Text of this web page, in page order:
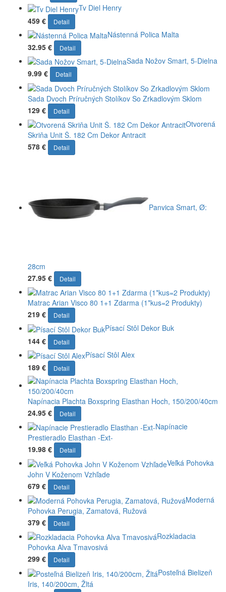
Tv Diel Henry
459 €
Detail
Nástenná Polica Malta
32.95 €
Detail
Sada Nožov Smart, 5-Dielna
9.99 €
Detail
Sada Dvoch Príručných Stolíkov So Zrkadlovým Sklom
129 €
Detail
Otvorená
Skriňa Unit Š. 182 Cm Dekor Antracit
578 €
Detail
Panvica Smart, Ø:
28cm
27.95 €
Detail
Matrac Arian Visco 80 1+1 Zdarma (1*kus=2 Produkty)
219 €
Detail
Písací Stôl Dekor Buk
144 €
Detail
Písací Stôl Alex
189 €
Detail
Napínacia Plachta Boxspring Elasthan Hoch, 150/200/40cm
24.95 €
Detail
Napínacie
Prestieradlo Elasthan -Ext-
19.98 €
Detail
Veľká Pohovka
John V Koženom Vzhľade
679 €
Detail
Moderná
Pohovka Perugia, Zamatová, Ružová
379 €
Detail
Rozkladacia
Pohovka Alva Tmavosivá
299 €
Detail
Posteľná Bielizeň
Iris, 140/200cm, Žltá